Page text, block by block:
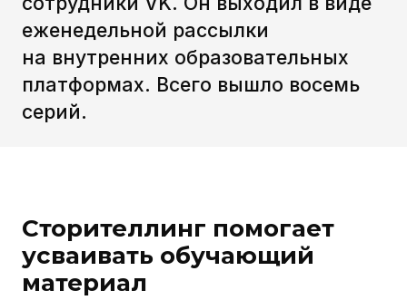
исследование. В 2015 году
нейроэкономист Пол Зак доказал,
что, когда мы слушаем истории,
мозг стимулирует выработку
определенных гормонов. Кортизол
помогает сосредоточиться,
надежды, оптимизма
и предвкушения удовольствия.
Я прочитала и подумала: кто-то